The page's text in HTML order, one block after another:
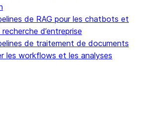
de RAG pour les chatbots et
d’entreprise
de traitement de documents
les workflows et les analyses